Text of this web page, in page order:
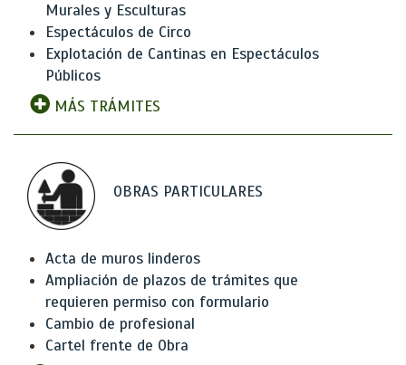
Murales y Esculturas
Espectáculos de Circo
Explotación de Cantinas en Espectáculos
Públicos
MÁS TRÁMITES
OBRAS PARTICULARES
Acta de muros linderos
Ampliación de plazos de trámites que
requieren permiso con formulario
Cambio de profesional
Cartel frente de Obra